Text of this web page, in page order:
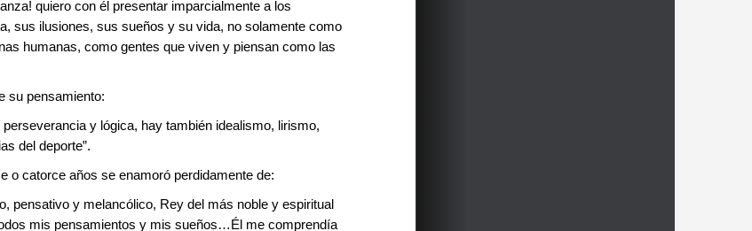
quiero con él presentar imparcialmente a los
sus ilusiones, sus sueños y su vida, no solamente como
humanas, como gentes que viven y piensan como las
su pensamiento:
y lógica, hay también idealismo, lirismo,
del deporte”.
o catorce años se enamoró perdidamente de:
pensativo y melancólico, Rey del más noble y espiritual
mis pensamientos y mis sueños…Él me comprendía